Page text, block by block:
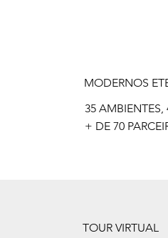
MODERNOS
35 AMBIENTES,
+ DE 70
TOUR VIRTUAL